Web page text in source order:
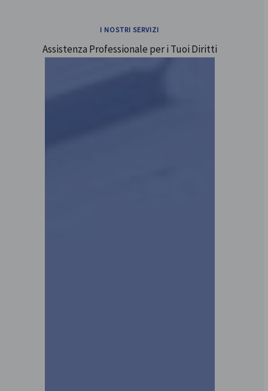
I NOSTRI SERVIZI
Assistenza Professionale per i Tuoi Diritti